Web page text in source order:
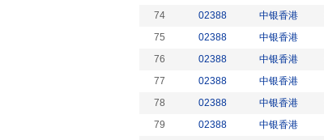
74
02388 中银香港
75
02388 中银香港
76
02388 中银香港
77
02388 中银香港
78
02388 中银香港
79
02388 中银香港